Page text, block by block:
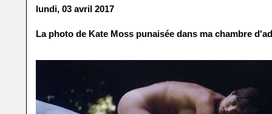
lundi, 03 avril 2017
La photo de Kate Moss punaisée dans ma chambre